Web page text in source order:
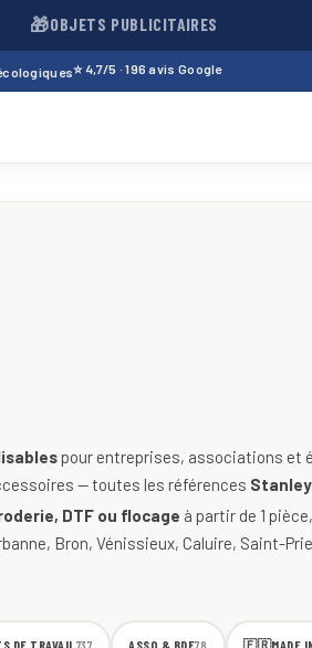
🎁OBJETS PUBLICITAIRES
⭐ 4,7/5 · 196 avis Google
pour entreprises, associations et
— toutes les références
DTF ou flocage à partir de 1
Bron, Vénissieux, Caluire, Saint-
DE TRAVAIL737 ASSO & BDE78 🇫🇷MADE